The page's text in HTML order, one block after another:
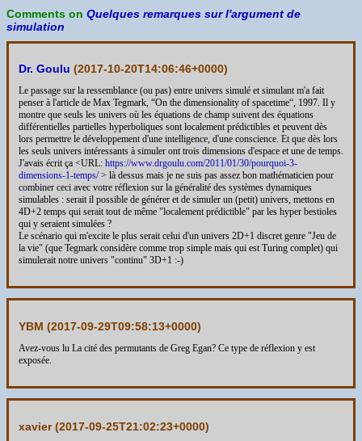
Comments on Quelques remarques sur l'argument de
simulation
Dr. Goulu (2017-10-20T14:06:46+0000)
Le passage sur la ressemblance (ou pas) entre univers simulé et simulant m'a fait
penser à l'article de Max Tegmark, “On the dimensionality of spacetime“, 1997. Il y
montre que seuls les univers où les équations de champ suivent des équations
différentielles partielles hyperboliques sont localement prédictibles et peuvent dès
lors permettre le développement d'une intelligence, d'une conscience. Et que dès lors
les seuls univers intéressants à simuler ont trois dimensions d'espace et une de temps.
J'avais écrit ça <URL: https://www.drgoulu.com/2011/01/30/pourquoi-3-
dimensions-1-temps/> là dessus mais je ne suis pas assez bon mathématicien pour
combiner ceci avec votre réflexion sur la généralité des systèmes dynamiques
simulables : serait il possible de générer et de simuler un (petit) univers, mettons en
4D+2 temps qui serait tout de même "localement prédictible" par les hyper bestioles
qui y seraient simulées ?
Le scénario qui m'excite le plus serait celui d'un univers 2D+1 discret genre "Jeu de
la vie" (que Tegmark considère comme trop simple mais qui est Turing complet) qui
simulerait notre univers "continu" 3D+1 :-)
YBM (2017-09-29T09:58:13+0000)
Avez-vous lu La cité des permutants de Greg Egan? Ce type de réflexion y est
exposée.
xavier (2017-09-25T21:02:23+0000)